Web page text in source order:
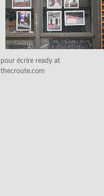
pour écrire ready at
thecroute.com